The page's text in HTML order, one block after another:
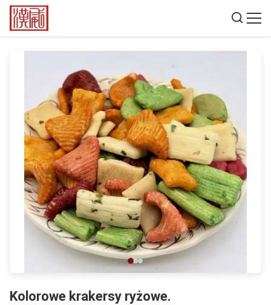
Kolorowe krakersy ryżowe.